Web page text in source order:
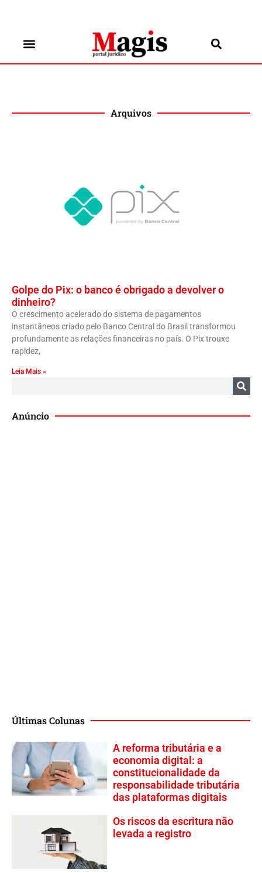
Arquivos
Golpe do Pix: o banco é obrigado a devolver o
dinheiro?
O crescimento acelerado do sistema de pagamentos
instantâneos criado pelo Banco Central do Brasil transformou
profundamente as relações financeiras no país. O Pix trouxe
rapidez,
Leia Mais »
Anúncio
Últimas Colunas
A reforma tributária e a
economia digital: a
constitucionalidade da
responsabilidade tributária
das plataformas digitais
Os riscos da escritura não
levada a registro